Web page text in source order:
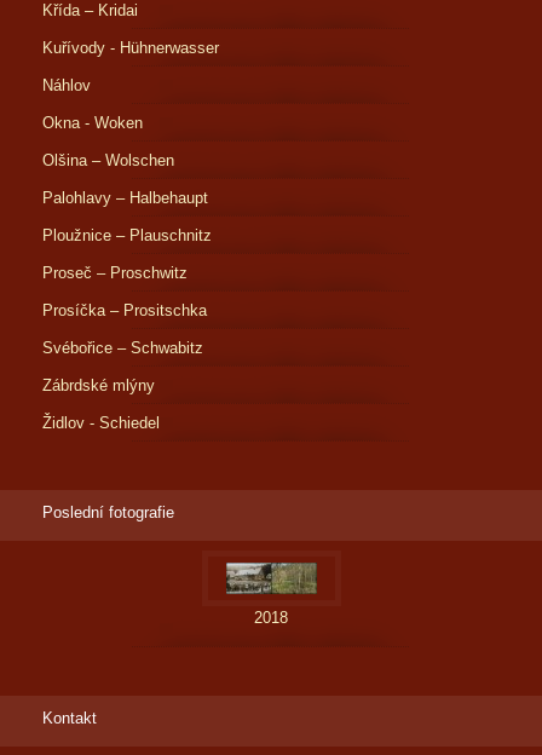
Křída – Kridai
Kuřívody - Hühnerwasser
Náhlov
Okna - Woken
Olšina – Wolschen
Palohlavy – Halbehaupt
Ploužnice – Plauschnitz
Proseč – Proschwitz
Prosíčka – Prositschka
Svébořice – Schwabitz
Zábrdské mlýny
Židlov - Schiedel
Poslední fotografie
2018
Kontakt